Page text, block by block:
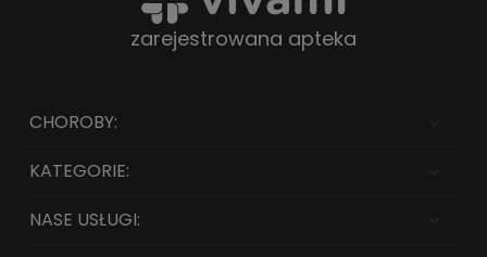
zarejestrowana apteka
CHOROBY:
KATEGORIE:
NASE USŁUGI: